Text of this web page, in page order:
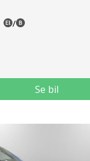
/
Se bil